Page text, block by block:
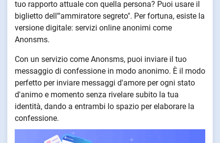
tuo rapporto attuale con quella persona? Puoi usare il
biglietto dell'"ammiratore segreto". Per fortuna, esiste la
versione digitale: servizi online anonimi come
Anonsms.
Con un servizio come Anonsms, puoi inviare il tuo
messaggio di confessione in modo anonimo. È il modo
perfetto per inviare messaggi d'amore per ogni stato
d'animo e momento senza rivelare subito la tua
identità, dando a entrambi lo spazio per elaborare la
confessione.